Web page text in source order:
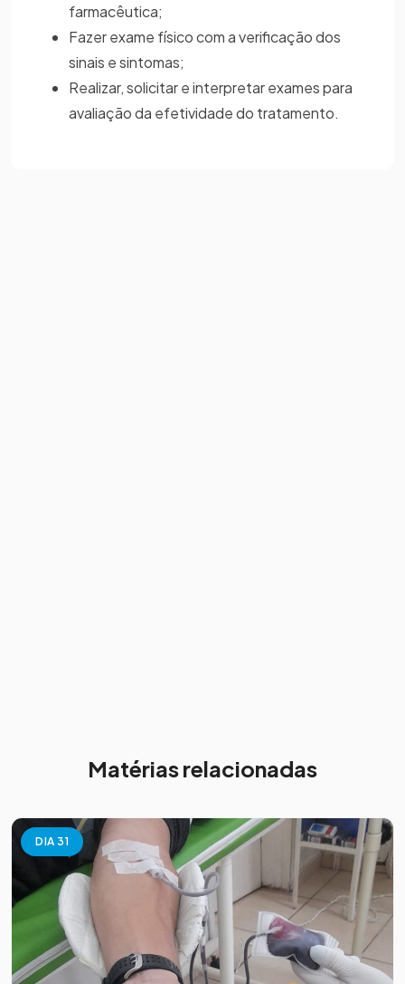
farmacêutica;
Fazer exame físico com a verificação dos
sinais e sintomas;
Realizar, solicitar e interpretar exames para
avaliação da efetividade do tratamento.
Matérias relacionadas
DIA 31